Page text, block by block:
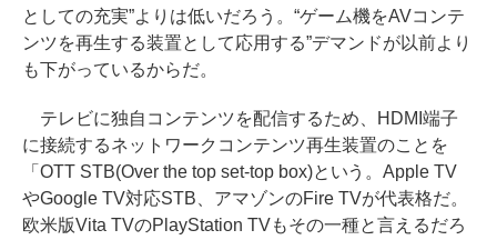
としての充実”よりは低いだろう。“ゲーム機をAVコンテ
ンツを再生する装置として応用する”デマンドが以前より
も下がっているからだ。
テレビに独自コンテンツを配信するため、HDMI端子
に接続するネットワークコンテンツ再生装置のことを
「OTT STB(Over the top set-top box)という。Apple TV
やGoogle TV対応STB、アマゾンのFire TVが代表格だ。
欧米版Vita TVのPlayStation TVもその一種と言えるだろ